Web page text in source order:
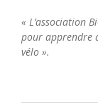
« L’association
pour apprendre
vélo ».